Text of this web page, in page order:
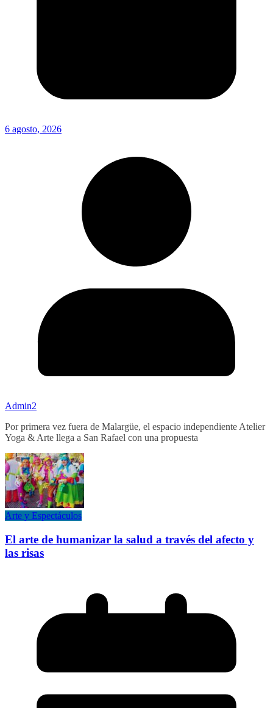
6 agosto, 2026
Admin2
Por primera vez fuera de Malargüe, el espacio independiente Atelier
Yoga & Arte llega a San Rafael con una propuesta
Arte y Espectáculos
El arte de humanizar la salud a través del afecto y
las risas